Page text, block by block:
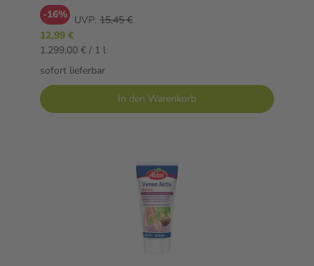
-16% UVP: 15,45 €
12,99 €
1.299,00 € / 1 l
sofort lieferbar
In den Warenkorb